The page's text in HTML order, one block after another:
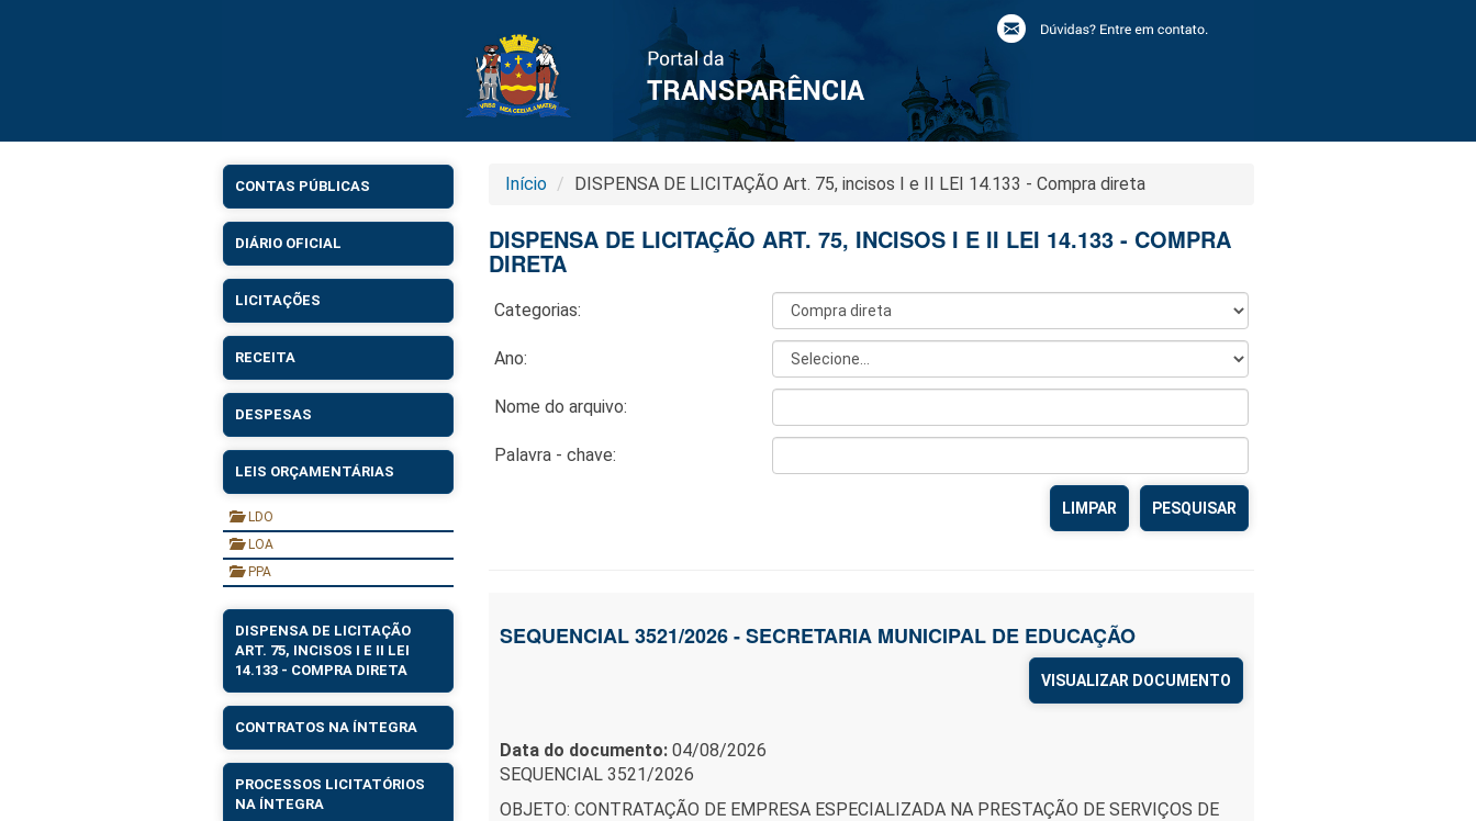
CONTAS PÚBLICAS
DIÁRIO OFICIAL
LICITAÇÕES
RECEITA
DESPESAS
LEIS ORÇAMENTÁRIAS
LDO
LOA
PPA
DISPENSA DE LICITAÇÃO
ART. 75, INCISOS I E II LEI
14.133 - COMPRA DIRETA
CONTRATOS NA ÍNTEGRA
PROCESSOS LICITATÓRIOS
NA ÍNTEGRA
Início DISPENSA DE LICITAÇÃO Art. 75, incisos I e II LEI 14.133 - Compra direta
DISPENSA DE LICITAÇÃO ART. 75, INCISOS I E II LEI 14.133 - COMPRA
DIRETA
Categorias:
Ano:
Nome do arquivo:
Palavra - chave:
LIMPAR
SEQUENCIAL 3521/2026 - SECRETARIA MUNICIPAL DE EDUCAÇÃO
VISUALIZAR DOCUMENTO
Data do documento:04/08/2026
SEQUENCIAL 3521/2026
OBJETO: CONTRATAÇÃO DE EMPRESA ESPECIALIZADA NA PRESTAÇÃO DE SERVIÇOS DE